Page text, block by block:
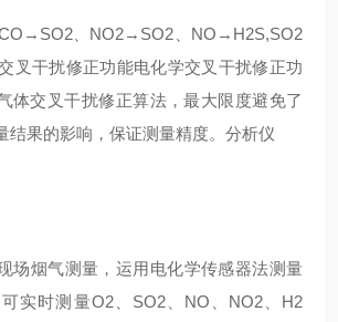
→ SO2、 NO2→ SO2 NO → H2S,SO2
叉干扰修正功能电化学交叉干扰修正功
体交叉干扰修正算法，最大限度避免了
结果的影响，保证测量精度。 分析仪
场烟气测量，运用电化学传感器法测量
实时测量O2、 SO2、 NO NO2、 H2